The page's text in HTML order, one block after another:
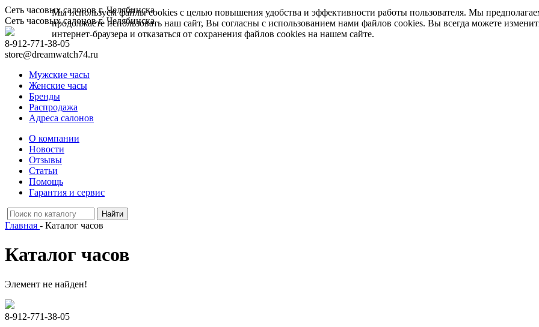
Сеть часовых салонов г. Челябинска
Сеть часовых салонов г. Челябинска
8-912-771-38-05
store@dreamwatch74.ru
Мужские часы
Женские часы
Бренды
Распродажа
Адреса салонов
О компании
Новости
Отзывы
Статьи
Помощь
Гарантия и сервис
Главная - Каталог часов
Каталог часов
Элемент не найден!
8-912-771-38-05
Мы используем файлы cookies с целью повышения удобства и эффективности работы пользователя. Мы
продолжаете использовать наш сайт, Вы согласны с использованием нами файлов cookies. Вы всегда можете
интернет-браузера и отказаться от сохранения файлов cookies на нашем сайте.